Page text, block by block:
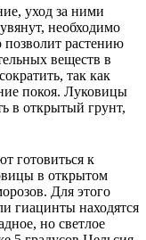
уход за ними
необходимо
позволит растению
веществ в
так как
покоя. Луковицы
в открытый грунт,
готовиться к
в открытом
Для этого
гиацинты находятся
но светлое